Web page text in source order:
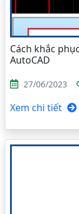
Cách khắc
AutoCAD
27/06/2023
Xem chi tiết